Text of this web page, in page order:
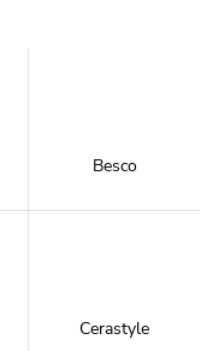
Besco
Cerastyle